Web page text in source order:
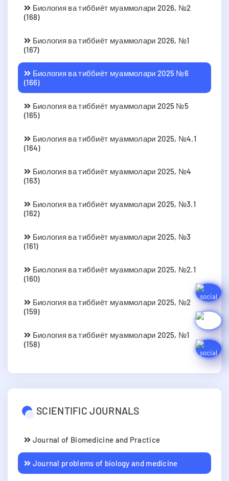
Биология ва тиббиёт муаммолари 2026, №2
(168)
Биология ва тиббиёт муаммолари 2026, №1
(167)
Биология ва тиббиёт муаммолари 2025 №6
(166)
Биология ва тиббиёт муаммолари 2025 №5
(165)
Биология ва тиббиёт муаммолари 2025, №4.1
(164)
Биология ва тиббиёт муаммолари 2025, №4
(163)
Биология ва тиббиёт муаммолари 2025, №3.1
(162)
Биология ва тиббиёт муаммолари 2025, №3
(161)
Биология ва тиббиёт муаммолари 2025, №2.1
(160)
Биология ва тиббиёт муаммолари 2025, №2
(159)
Биология ва тиббиёт муаммолари 2025, №1
(158)
SCIENTIFIC JOURNALS
Journal of Biomedicine and Practice
Journal problems of biology and medicine